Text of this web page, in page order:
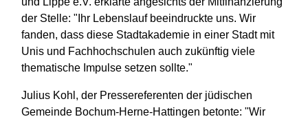
der Stelle: "Ihr Lebenslauf beeindruckte uns. Wir
fanden, dass diese Stadtakademie in einer Stadt mit
Unis und Fachhochschulen auch zukünftig viele
thematische Impulse setzen sollte."
Julius Kohl, der Pressereferenten der jüdischen
Gemeinde Bochum-Herne-Hattingen betonte: "Wir